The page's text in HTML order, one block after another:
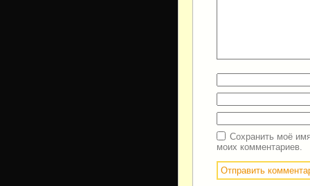
Сохранить моё
моих комментариев.